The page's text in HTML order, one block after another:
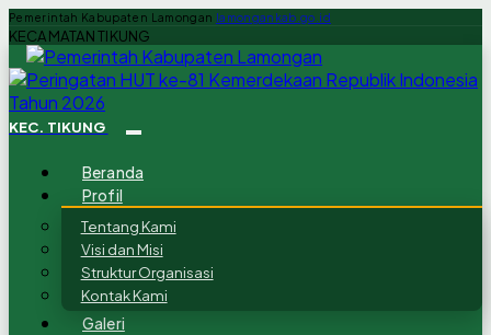
Pemerintah Kabupaten Lamongan lamongankab.go.id
KECAMATAN TIKUNG
KEC. TIKUNG
Beranda
Profil
Tentang Kami
Visi dan Misi
Struktur Organisasi
Kontak Kami
Galeri